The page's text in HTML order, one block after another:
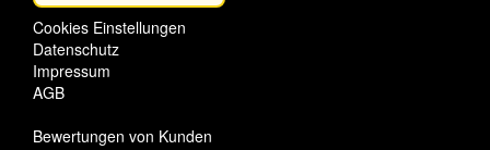
Cookies Einstellungen
Datenschutz
Impressum
AGB
Bewertungen von Kunden